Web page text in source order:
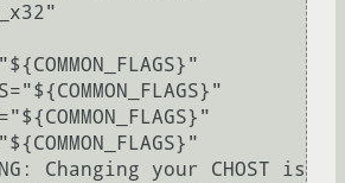
Changing your CHOST is